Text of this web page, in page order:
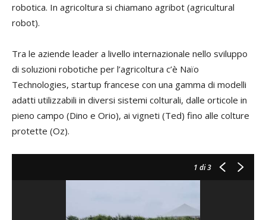
robotica. In agricoltura si chiamano agribot (agricultural
robot).
Tra le aziende leader a livello internazionale nello sviluppo
di soluzioni robotiche per l’agricoltura c’è Naïo
Technologies, startup francese con una gamma di modelli
adatti utilizzabili in diversi sistemi colturali, dalle orticole in
pieno campo (Dino e Orio), ai vigneti (Ted) fino alle colture
protette (Oz).
1 di 3